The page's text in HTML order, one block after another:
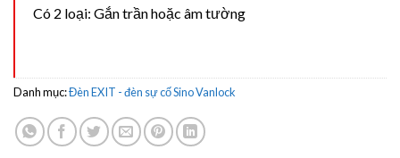
Có 2 loại: Gắn trần hoặc âm tường
Danh mục:Đèn EXIT - đèn sự cố Sino Vanlock